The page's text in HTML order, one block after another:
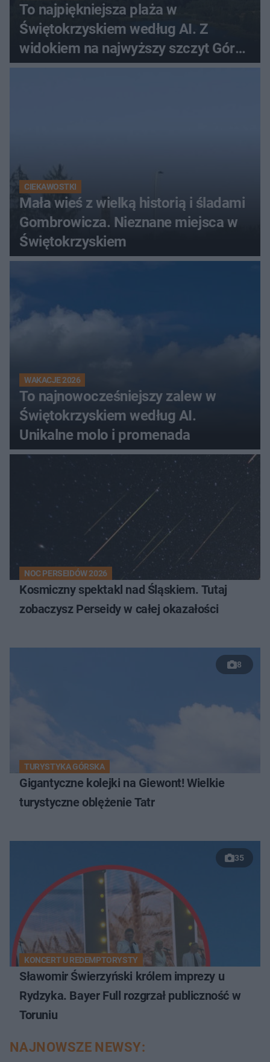
To najpiękniejsza plaża w
Świętokrzyskiem według AI. Z
widokiem na najwyższy szczyt Gór
Świętokrzyskich
CIEKAWOSTKI
Mała wieś z wielką historią i śladami
Gombrowicza. Nieznane miejsca w
Świętokrzyskiem
WAKACJE 2026
To najnowocześniejszy zalew w
Świętokrzyskiem według AI.
Unikalne molo i promenada
NOC PERSEIDÓW 2026
Kosmiczny spektakl nad Śląskiem. Tutaj
zobaczysz Perseidy w całej okazałości
8
TURYSTYKA GÓRSKA
Gigantyczne kolejki na Giewont! Wielkie
turystyczne oblężenie Tatr
35
KONCERT U REDEMPTORYSTY
Sławomir Świerzyński królem imprezy u
Rydzyka. Bayer Full rozgrzał publiczność w
Toruniu
NAJNOWSZE NEWSY: